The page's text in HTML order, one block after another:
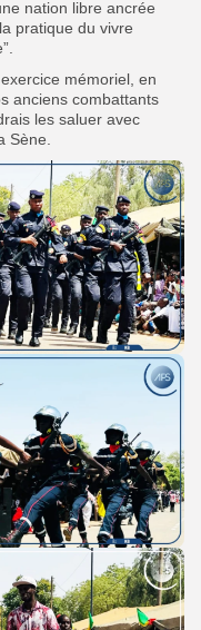
nation libre ancrée
pratique du vivre
mémoriel, en
anciens combattants
les saluer avec
Sène.